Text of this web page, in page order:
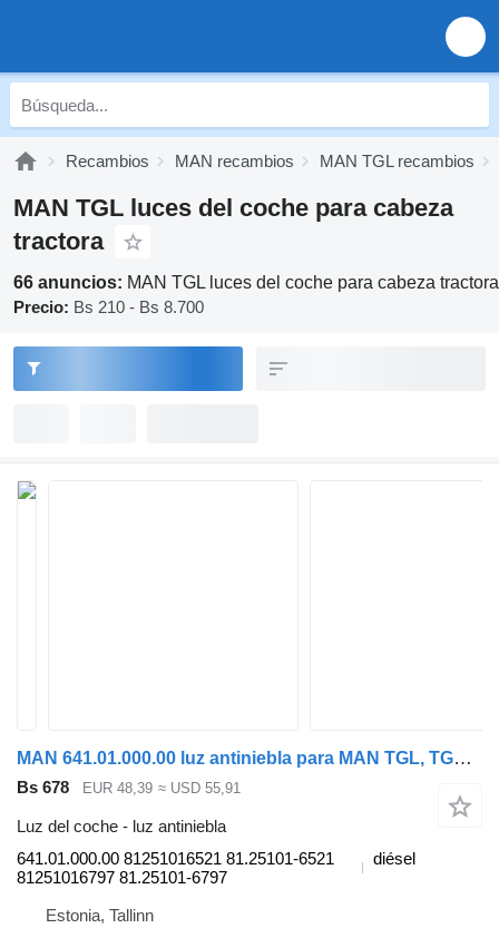
Recambios MAN recambios MAN TGL recambios
MAN TGL luces del coche para cabeza
tractora
66 anuncios: MAN TGL luces del coche para cabeza tractora
Precio: Bs 210 - Bs 8.700
MAN 641.01.000.00 luz antiniebla para MAN TGL, TGM, TGS, TGX (2005-2021) cabeza tractora
Bs 678 EUR 48,39 ≈ USD 55,91
Luz del coche - luz antiniebla
641.01.000.00 81251016521 81.25101-6521
81251016797 81.25101-6797
diésel
Estonia, Tallinn